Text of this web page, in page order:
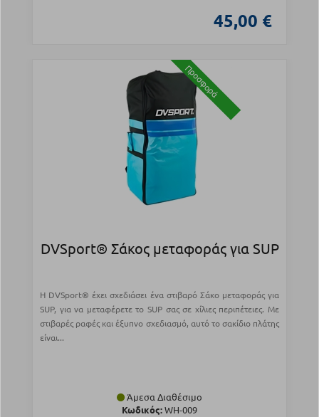
45,00 €
Προσφορά
DVSport® Σάκος μεταφοράς για SUP
Η DVSport® έχει σχεδιάσει ένα στιβαρό Σάκο μεταφοράς για
SUP, για να μεταφέρετε το SUP σας σε χίλιες περιπέτειες. Με
στιβαρές ραφές και έξυπνο σχεδιασμό, αυτό το σακίδιο πλάτης
είναι...
Άμεσα Διαθέσιμο
Κωδικός:WH-009